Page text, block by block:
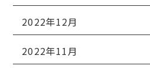
2022年12月
2022年11月